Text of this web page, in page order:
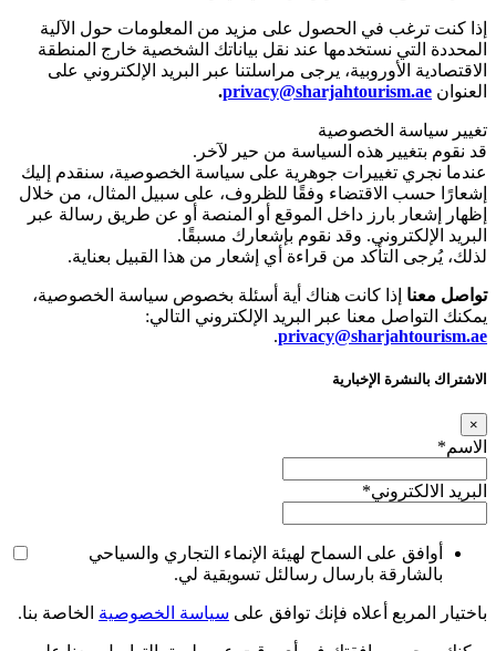
إذا كنت ترغب في الحصول على مزيد من المعلومات حول الآلية
المحددة التي نستخدمها عند نقل بياناتك الشخصية خارج المنطقة
الاقتصادية الأوروبية، يرجى مراسلتنا عبر البريد الإلكتروني على
العنوان privacy@sharjahtourism.ae
.
تغيير سياسة الخصوصية
قد نقوم بتغيير هذه السياسة من حير لآخر.
عندما نجري تغييرات جوهرية على سياسة الخصوصية، سنقدم إليك
إشعارًا حسب الاقتضاء وفقًا للظروف، على سبيل المثال، من خلال
إظهار إشعار بارز داخل الموقع أو المنصة أو عن طريق رسالة عبر
البريد الإلكتروني. وقد نقوم بإشعارك مسبقًا.
لذلك، يُرجى التأكد من قراءة أي إشعار من هذا القبيل بعناية.
تواصل معنا إذا كانت هناك أية أسئلة بخصوص سياسة الخصوصية،
يمكنك التواصل معنا عبر البريد الإلكتروني التالي:
privacy@sharjahtourism.ae
.
الاشتراك بالنشرة الإخبارية
×
الاسم*
البريد الالكتروني*
أوافق على السماح لهيئة الإنماء التجاري والسياحي
بالشارقة بارسال رسالئل تسويقية لي.
باختيار المربع أعلاه فإنك توافق على سياسة الخصوصية الخاصة بنا.